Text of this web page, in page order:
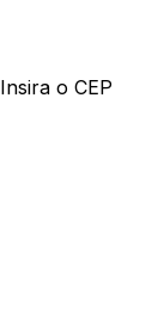
Insira o CEP